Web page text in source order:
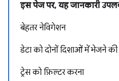
इस पेज पर, यह जानकारी
बेहतर नेविगेशन
डेटा को दोनों दिशाओं में भेजने
ट्रेस को फ़िल्टर करना